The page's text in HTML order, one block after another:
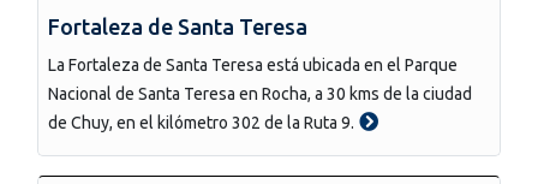
Fortaleza de Santa Teresa
La Fortaleza de Santa Teresa está ubicada en el Parque
Nacional de Santa Teresa en Rocha, a 30 kms de la ciudad
de Chuy, en el kilómetro 302 de la Ruta 9.